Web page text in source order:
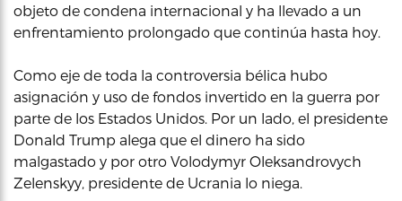
objeto de condena internacional y ha llevado a un
enfrentamiento prolongado que continúa hasta hoy.
Como eje de toda la controversia bélica hubo
asignación y uso de fondos invertido en la guerra por
parte de los Estados Unidos. Por un lado, el presidente
Donald Trump alega que el dinero ha sido
malgastado y por otro Volodymyr Oleksandrovych
Zelenskyy, presidente de Ucrania lo niega.